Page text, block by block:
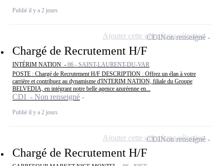
Publié il y a 2 jours
Chargé de Recrutement H/F
INTÉRIM NATION - 06 - SAINT-LAURENT-DU-VAR
POSTE : Chargé de Recrutement H/F DESCRIPTION : Offrez un élan à votre
carrière et contribuez au dynamisme d'INTERIM NATION, filiale du Groupe
BELVEDIA, en intégrant notre belle agence azuréenne en...
CDI - Non renseigné
Publié il y a 2 jours
CDINon renseigné
Ajouter cette offre à ma sélection
Chargé de Recrutement H/F
CDINon renseigné
Ajouter cette offre à ma sélection